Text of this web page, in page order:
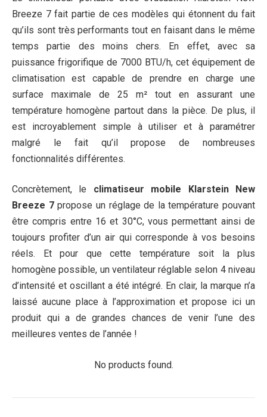
Breeze 7 fait partie de ces modèles qui étonnent du fait
qu’ils sont très performants tout en faisant dans le même
temps partie des moins chers. En effet, avec sa
puissance frigorifique de 7000 BTU/h, cet équipement de
climatisation est capable de prendre en charge une
surface maximale de 25 m² tout en assurant une
température homogène partout dans la pièce. De plus, il
est incroyablement simple à utiliser et à paramétrer
malgré le fait qu’il propose de nombreuses
fonctionnalités différentes.
Concrètement, le climatiseur mobile Klarstein New
Breeze 7propose un réglage de la température pouvant
être compris entre 16 et 30°C, vous permettant ainsi de
toujours profiter d’un air qui corresponde à vos besoins
réels. Et pour que cette température soit la plus
homogène possible, un ventilateur réglable selon 4 niveau
d’intensité et oscillant a été intégré. En clair, la marque n’a
laissé aucune place à l’approximation et propose ici un
produit qui a de grandes chances de venir l’une des
meilleures ventes de l’année !
No products found.